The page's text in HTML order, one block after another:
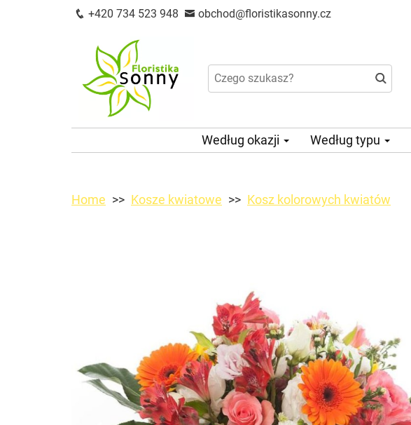
+420 734 523 948 obchod@floristikasonny.cz
Według okazji Według typu
Home Kosze kwiatowe Kosz kolorowych kwiatów